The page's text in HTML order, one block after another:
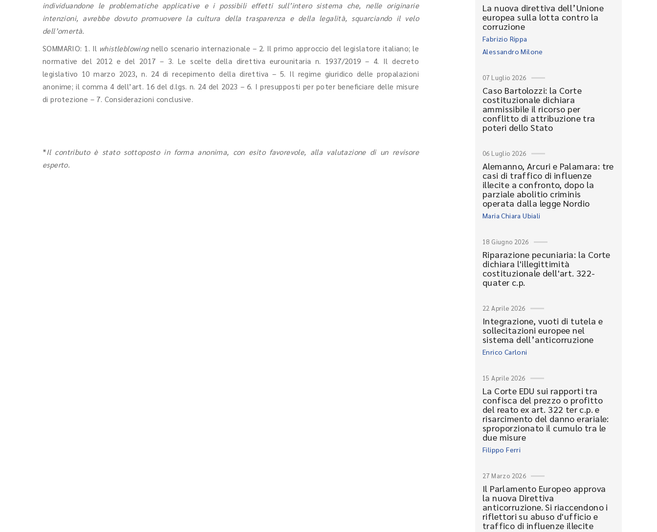
individuandone le problematiche applicative e i possibili effetti sull’intero sistema che, nelle originarie
intenzioni, avrebbe dovuto promuovere la cultura della trasparenza e della legalità, squarciando il velo
dell’omertà.
SOMMARIO: 1. Il whistleblowingnello scenario internazionale – 2. Il primo approccio del legislatore italiano; le
normative del 2012 e del 2017 – 3. Le scelte della direttiva eurounitaria n. 1937/2019 – 4. Il decreto
legislativo 10 marzo 2023, n. 24 di recepimento della direttiva – 5. Il regime giuridico delle propalazioni
anonime; il comma 4 dell’art. 16 del d.lgs. n. 24 del 2023 – 6. I presupposti per poter beneficiare delle misure
di protezione – 7. Considerazioni conclusive.
*Il contributo è stato sottoposto in forma anonima, con esito favorevole, alla valutazione di un revisore
esperto.
La nuova direttiva dell’Unione
europea sulla lotta contro la
corruzione
Fabrizio Rippa
Alessandro Milone
07 Luglio 2026
Caso Bartolozzi: la Corte
costituzionale dichiara
ammissibile il ricorso per
conflitto di attribuzione tra
poteri dello Stato
06 Luglio 2026
Alemanno, Arcuri e Palamara: tre
casi di traffico di influenze
illecite a confronto, dopo la
parziale abolitio criminis
operata dalla legge Nordio
Maria Chiara Ubiali
18 Giugno 2026
Riparazione pecuniaria: la Corte
dichiara l'illegittimità
costituzionale dell'art. 322-
quater c.p.
22 Aprile 2026
Integrazione, vuoti di tutela e
sollecitazioni europee nel
sistema dell’anticorruzione
Enrico Carloni
15 Aprile 2026
La Corte EDU sui rapporti tra
confisca del prezzo o profitto
del reato ex art. 322 ter c.p. e
risarcimento del danno erariale:
sproporzionato il cumulo tra le
due misure
Filippo Ferri
27 Marzo 2026
Il Parlamento Europeo approva
la nuova Direttiva
anticorruzione. Si riaccendono i
riflettori su abuso d'ufficio e
traffico di influenze illecite